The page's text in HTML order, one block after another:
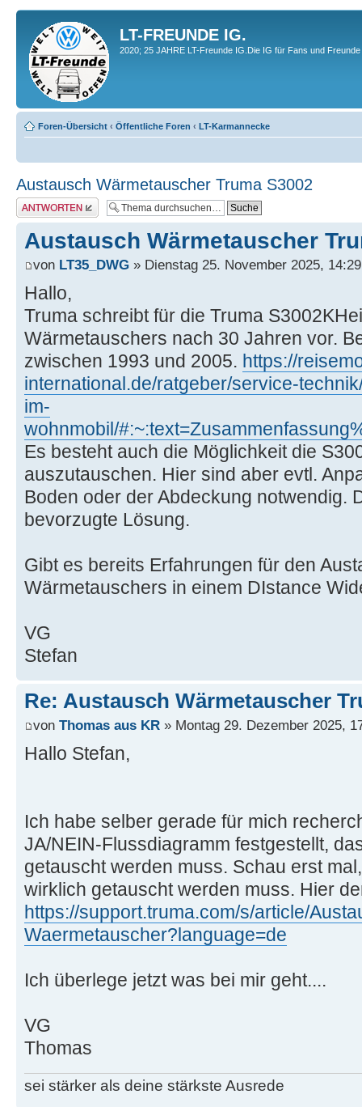
LT-FREUNDE IG.
2020; 25 JAHRE LT-Freunde IG.Die IG für Fans und
Foren-Übersicht ‹ Öffentliche Foren ‹ LT-Karmannecke
Austausch Wärmetauscher Truma S3002
Antwort erstellen
Austausch Wärmetauscher
von LT35_DWG » Dienstag 25. November 2025, 14:29
Hallo,
Truma schreibt für die Truma
Wärmetauschers nach 30 Jahren vor.
zwischen 1993 und 2005. https://
international.de/ratgeber/service-
im-
wohnmobil/
Es besteht auch die Möglichkeit die
auszutauschen. Hier sind aber evtl.
Boden oder der Abdeckung notwendig.
bevorzugte Lösung.
Gibt es bereits Erfahrungen für den
Wärmetauschers in einem DIstance
VG
Stefan
Re: Austausch Wärmetauscher
von Thomas aus KR » Montag 29. Dezember 2025,
Hallo Stefan,
Ich habe selber gerade für mich
JA/NEIN-Flussdiagramm festgestellt,
getauscht werden muss. Schau erst
wirklich getauscht werden muss. Hier
https://support.truma.com/s/article/
Waermetauscher?language=de
Ich überlege jetzt was bei mir geht....
VG
Thomas
sei stärker als deine stärkste Ausrede